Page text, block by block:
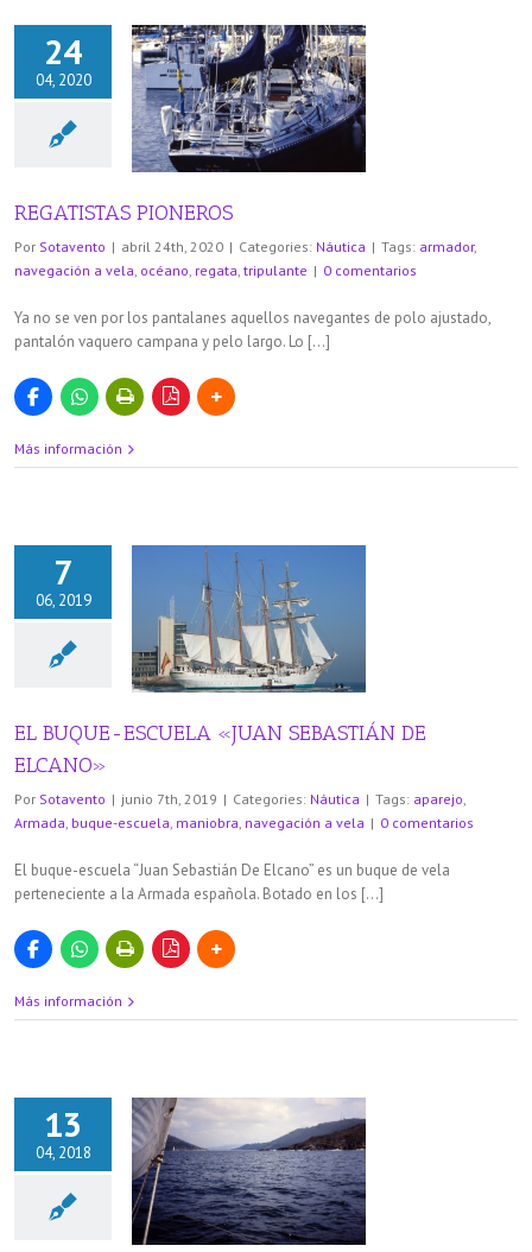
24
04, 2020
PIONEROS
REGATISTAS PIONEROS
Por Sotavento | abril 24th, 2020 | Categories: Náutica | Tags: armador,
navegación a vela, océano, regata, tripulante | 0 comentarios
Ya no se ven por los pantalanes aquellos navegantes de polo ajustado,
pantalón vaquero campana y pelo largo. Lo […]
Más información
7
06, 2019
DE ELCANO»
EL BUQUE-ESCUELA «JUAN SEBASTIÁN DE
ELCANO»
Por Sotavento | junio 7th, 2019 | Categories: Náutica | Tags: aparejo,
Armada, buque-escuela, maniobra, navegación a vela | 0 comentarios
El buque-escuela “Juan Sebastián De Elcano” es un buque de vela
perteneciente a la Armada española. Botado en los […]
Más información
13
04, 2018
EL OESTE